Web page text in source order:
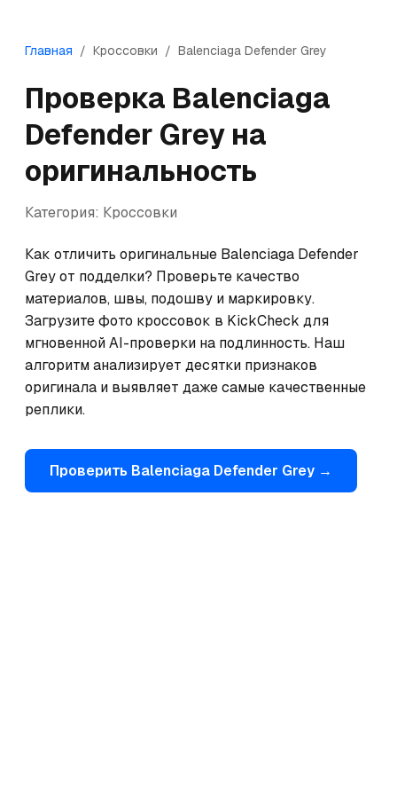
Главная / Кроссовки / Balenciaga Defender Grey
Проверка Balenciaga
Defender Grey на
оригинальность
Категория: Кроссовки
Как отличить оригинальные Balenciaga Defender
Grey от подделки? Проверьте качество
материалов, швы, подошву и маркировку.
Загрузите фото кроссовок в KickCheck для
мгновенной AI-проверки на подлинность. Наш
алгоритм анализирует десятки признаков
оригинала и выявляет даже самые качественные
реплики.
Проверить Balenciaga Defender Grey →